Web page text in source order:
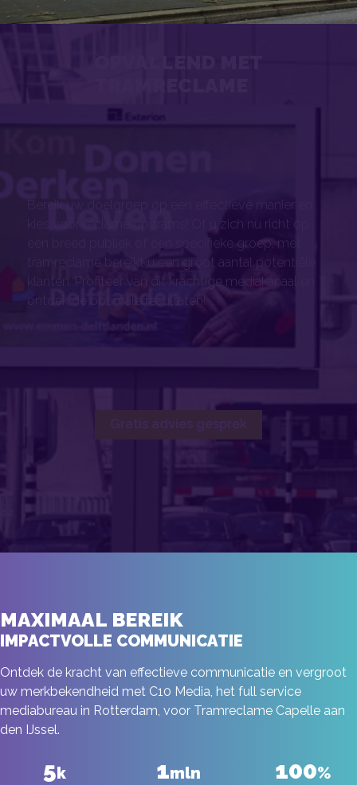
Bereik uw doelgroep op een effectieve manier en
kies voor reclame op trams! Of u zich nu richt op
een breed publiek of een specifieke groep, met
tramreclame bereikt u een groot aantal potentiële
klanten. Profiteer van dit krachtige mediakanaal en
ontdek de optimale resultaten!
Gratis advies gesprek
MAXIMAAL BEREIK
IMPACTVOLLE COMMUNICATIE
Ontdek de kracht van effectieve communicatie en vergroot
uw merkbekendheid met C10 Media, het full service
mediabureau in Rotterdam, voor Tramreclame Capelle aan
den IJssel.
5k 1mln 100%